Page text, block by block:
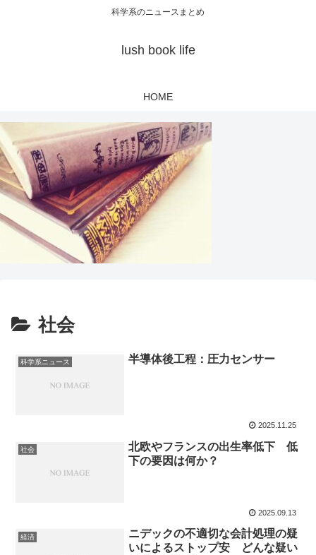
科学系のニュースまとめ
lush book life
HOME
社会
科学系ニュース 半導体後工程：圧力センサー
2025.11.25
社会
北欧やフランスの出生率低下 低
下の要因は何か？
2025.09.13
経済
ニデックの不適切な会計処理の疑
いによるストップ安 どんな疑い